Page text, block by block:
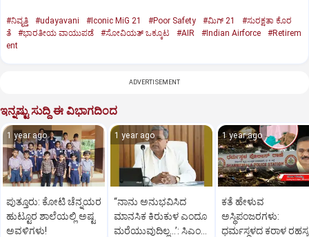
#ನಿವೃತ್ತಿ #udayavani #Iconic MiG 21 #Poor Safety #ಮಿಗ್‌ 21
#ಸುರಕ್ಷತಾ ಕೊರ
ತೆ
#ಭಾರತೀಯ ವಾಯುಪಡೆ #ಸೋವಿಯತ್‌ ಒಕ್ಕೂಟ #AIR #Indian Airforce
#Retirem
ent
ADVERTISEMENT
ಇನ್ನಷ್ಟು ಸುದ್ದಿ ಈ ವಿಭಾಗದಿಂದ
1 year ago
ಪುತ್ತೂರು: ಕೋಟಿ ಚೆನ್ನಯರ
ಹುಟ್ಟೂರ ಶಾಲೆಯಲ್ಲಿ ಅಷ್ಟ
ಅವಳಿಗಳು!
1 year ago
“ನಾನು ಅನುಭವಿಸಿದ
ಮಾನಸಿಕ ಕಿರುಕುಳ ಎಂದೂ
ಮರೆಯುವುದಿಲ್ಲ…’: ಸಿಎಂ
1 year ago
ಕತೆ ಹೇಳುವ
ಅಸ್ಥಿಪಂಜರಗಳು:
ಧರ್ಮಸ್ಥಳದ‌ ಕರಾಳ ರಹಸ್ಯ